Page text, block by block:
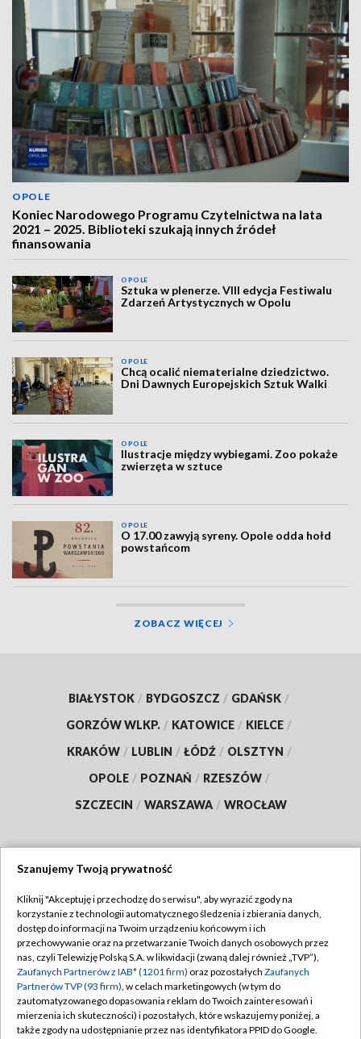
OPOLE
Koniec Narodowego Programu Czytelnictwa na lata
2021 – 2025. Biblioteki szukają innych źródeł
finansowania
OPOLE
Sztuka w plenerze. VIII edycja Festiwalu
Zdarzeń Artystycznych w Opolu
OPOLE
Chcą ocalić niematerialne dziedzictwo.
Dni Dawnych Europejskich Sztuk Walki
OPOLE
Ilustracje między wybiegami. Zoo pokaże
zwierzęta w sztuce
OPOLE
O 17.00 zawyją syreny. Opole odda hołd
powstańcom
ZOBACZ WIĘCEJ
BIAŁYSTOK / BYDGOSZCZ / GDAŃSK /
GORZÓW WLKP. / KATOWICE / KIELCE /
KRAKÓW / LUBLIN / ŁÓDŹ / OLSZTYN /
OPOLE / POZNAŃ / RZESZÓW /
SZCZECIN / WARSZAWA / WROCŁAW
TVP
Abonament TVP
Emisja w TVP
Centrum informacji TVP
Naziemna Telewizja Cyfrowa
Regulamin TVP
Polityka prywatności
Moje zgody
Pomoc
Szanujemy Twoją prywatność
Kliknij "Akceptuję i przechodzę do serwisu", aby wyrazić zgody na
korzystanie z technologii automatycznego śledzenia i zbierania danych,
dostęp do informacji na Twoim urządzeniu końcowym i ich
przechowywanie oraz na przetwarzanie Twoich danych osobowych przez
nas, czyli Telewizję Polską S.A. w likwidacji (zwaną dalej również „TVP”),
Zaufanych Partnerów z IAB* (1201 firm) oraz pozostałych Zaufanych
Partnerów TVP (93 firm), w celach marketingowych (w tym do
zautomatyzowanego dopasowania reklam do Twoich zainteresowań i
mierzenia ich skuteczności) i pozostałych, które wskazujemy poniżej, a
także zgody na udostępnianie przez nas identyfikatora PPID do Google.